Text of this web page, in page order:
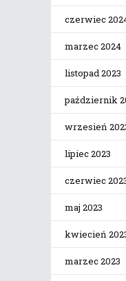
czerwiec
marzec 2024
listopad 2023
październik
wrzesień
lipiec 2023
czerwiec
maj 2023
kwiecień
marzec 2023